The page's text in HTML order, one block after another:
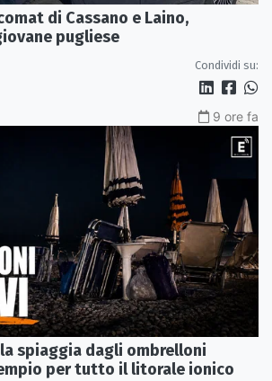
di Cassano e Laino,
pugliese
Condividi su:
9 ore fa
spiaggia dagli ombrelloni
per tutto il litorale ionico